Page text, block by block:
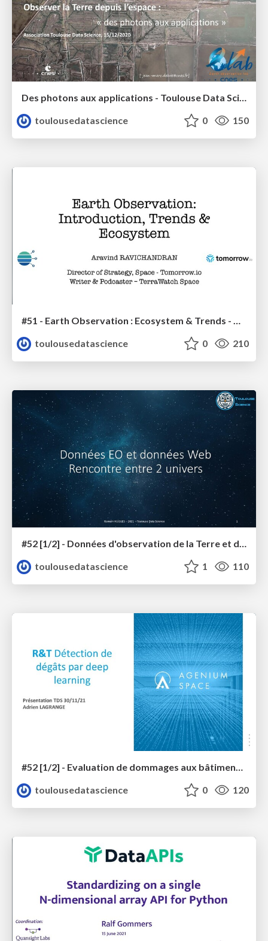
toulousedatascience
0 150
#51 - Earth Observation : Ecosystem & Trends - Aravind Ravichandran
toulousedatascience
0 210
#52 [1/2] - Données d'observation de la Terre et données du Web, rencontre entre les 2 univers
toulousedatascience
1 110
#52 [1/2] - Evaluation de dommages aux bâtiments sur images THR par deep learning
toulousedatascience
0 120